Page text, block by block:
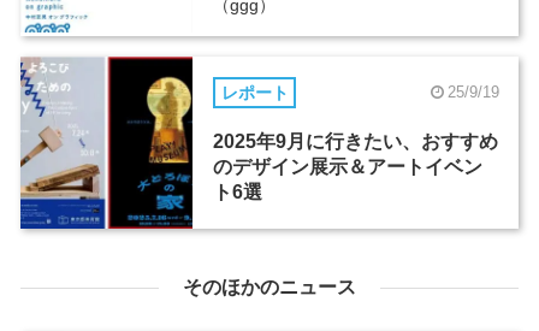
（ggg）
レポート 25/9/19
2025年9月に行きたい、おすすめ
のデザイン展示＆アートイベン
ト6選
そのほかのニュース